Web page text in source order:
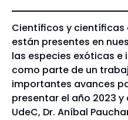
Científicos y
están presentes en
las especies exóticas e
como parte de un
importantes avances
presentar el año 2023
UdeC, Dr. Aníbal